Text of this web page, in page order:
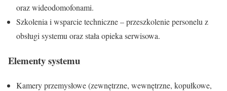
oraz wideodomofonami.
Szkolenia i wsparcie techniczne – przeszkolenie personelu z
obsługi systemu oraz stała opieka serwisowa.
Elementy systemu
Kamery przemysłowe (zewnętrzne, wewnętrzne, kopułkowe,